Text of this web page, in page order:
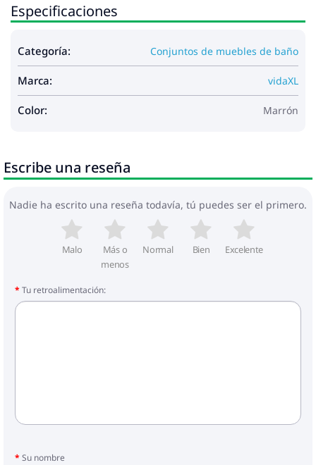
Especificaciones
Categoría: Conjuntos de muebles de baño
Marca: vidaXL
Color: Marrón
Escribe una reseña
Nadie ha escrito una reseña todavía, tú puedes ser el primero.
Malo
Más o
menos
Normal Bien Excelente
Tu retroalimentación:
Su nombre